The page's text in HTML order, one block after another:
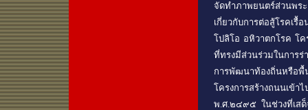
จัดทำภาพยนตร์ส่วนพร
เกี่ยวกับการต่อสู้โรคเ
โปลิโอ อหิวาตกโรค โค
ที่ทรงมีส่วนร่วมในการ
การพัฒนาท้องถิ่นหรือพื้
โครงการสร้างถนนเ
พ.ศ.๒๔๙๕ ในช่วงที่เสด็